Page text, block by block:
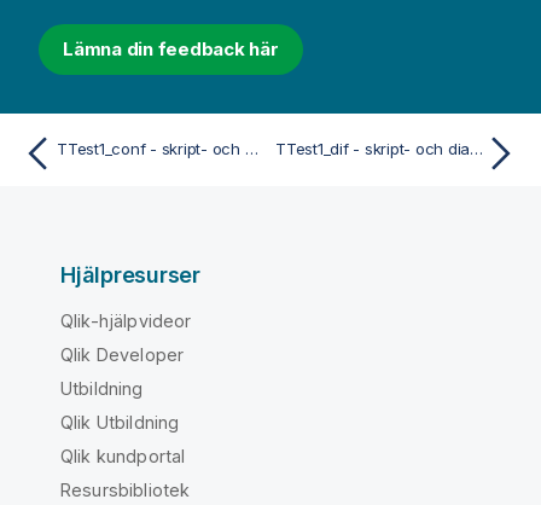
Lämna din feedback här
TTest1_conf - skript- och diagramfunktion TTest1_dif - skript- och diagramfunktion
Hjälpresurser
Qlik-hjälpvideor
Qlik Developer
Utbildning
Qlik Utbildning
Qlik kundportal
Resursbibliotek